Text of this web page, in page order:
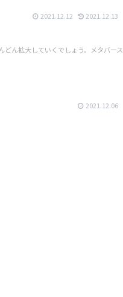
2021.12.12 2021.12.13
ん拡大していくでしょう。メタバース
2021.12.06